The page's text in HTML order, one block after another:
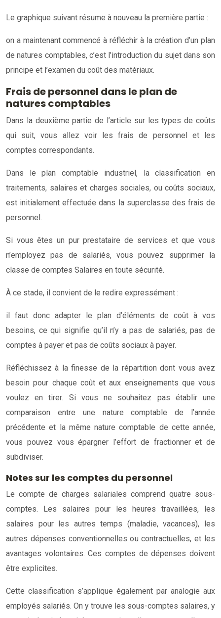
Le graphique suivant résume à nouveau la première partie :
on a maintenant commencé à réfléchir à la création d’un plan
de natures comptables, c’est l’introduction du sujet dans son
principe et l’examen du coût des matériaux.
Frais de personnel dans le plan de
natures comptables
Dans la deuxième partie de l’article sur les types de coûts
qui suit, vous allez voir les frais de personnel et les
comptes correspondants.
Dans le plan comptable industriel, la classification en
traitements, salaires et charges sociales, ou coûts sociaux,
est initialement effectuée dans la superclasse des frais de
personnel.
Si vous êtes un pur prestataire de services et que vous
n’employez pas de salariés, vous pouvez supprimer la
classe de comptes Salaires en toute sécurité.
À ce stade, il convient de le redire expressément :
il faut donc adapter le plan d’éléments de coût à vos
besoins, ce qui signifie qu’il n’y a pas de salariés, pas de
comptes à payer et pas de coûts sociaux à payer.
Réfléchissez à la finesse de la répartition dont vous avez
besoin pour chaque coût et aux enseignements que vous
voulez en tirer. Si vous ne souhaitez pas établir une
comparaison entre une nature comptable de l’année
précédente et la même nature comptable de cette année,
vous pouvez vous épargner l’effort de fractionner et de
subdiviser.
Notes sur les comptes du personnel
Le compte de charges salariales comprend quatre sous-
comptes. Les salaires pour les heures travaillées, les
salaires pour les autres temps (maladie, vacances), les
autres dépenses conventionnelles ou contractuelles, et les
avantages volontaires. Ces comptes de dépenses doivent
être explicites.
Cette classification s’applique également par analogie aux
employés salariés. On y trouve les sous-comptes salaires, y